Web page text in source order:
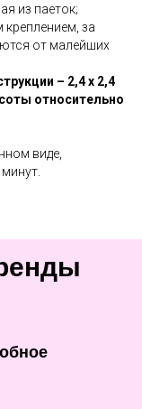
из паеток;
за
от малейших
– 2,4 х 2,4
относительно
виде,